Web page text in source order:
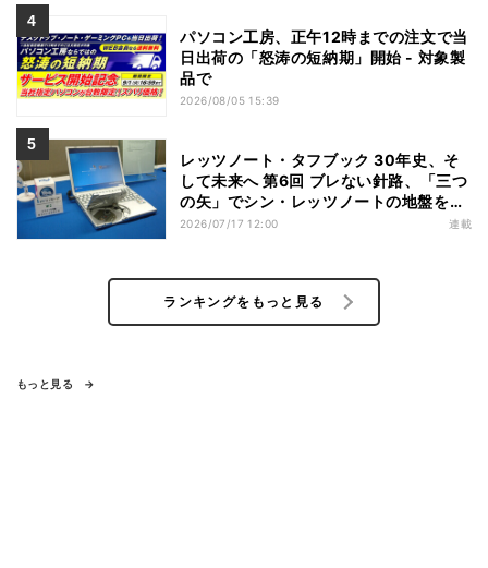
パソコン工房、正午12時までの注文で当
日出荷の「怒涛の短納期」開始 - 対象製
品で
2026/08/05 15:39
レッツノート・タフブック 30年史、そ
して未来へ 第6回 ブレない針路、「三つ
の矢」でシン・レッツノートの地盤を築
く
2026/07/17 12:00 連載
ランキングをもっと見る
もっと見る